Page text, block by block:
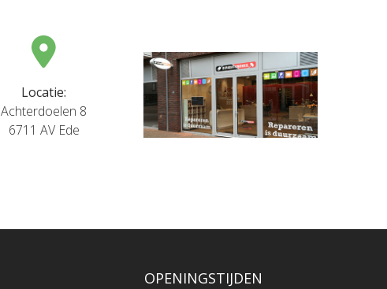
Locatie:
Achterdoelen 8
6711 AV Ede
OPENINGSTIJDEN